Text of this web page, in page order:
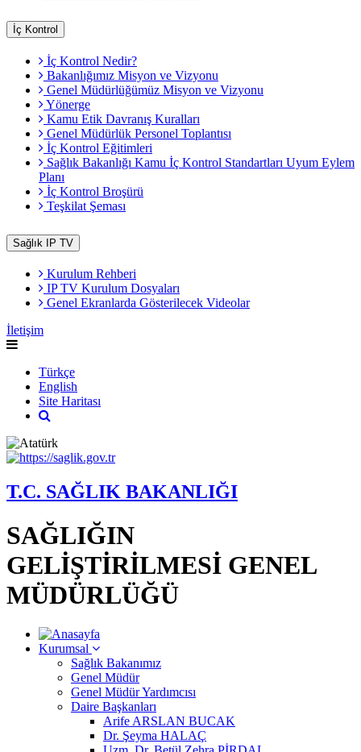
İç Kontrol
İç Kontrol Nedir?
Bakanlığımız Misyon ve Vizyonu
Genel Müdürlüğümüz Misyon ve Vizyonu
Yönerge
Kamu Etik Davranış Kuralları
Genel Müdürlük Personel Toplantısı
İç Kontrol Eğitimleri
Sağlık Bakanlığı Kamu İç Kontrol Standartları Uyum Eylem
Planı
İç Kontrol Broşürü
Teşkilat Şeması
Sağlık IP TV
Kurulum Rehberi
IP TV Kurulum Dosyaları
Genel Ekranlarda Gösterilecek Videolar
İletişim
Türkçe
English
Site Haritası
T.C. SAĞLIK BAKANLIĞI
SAĞLIĞIN
GELİŞTİRİLMESİ GENEL
MÜDÜRLÜĞÜ
Kurumsal
Sağlık Bakanımız
Genel Müdür
Genel Müdür Yardımcısı
Daire Başkanları
Arife ARSLAN BUCAK
Dr. Şeyma HALAÇ